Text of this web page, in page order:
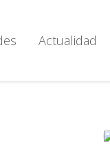
Actualidad